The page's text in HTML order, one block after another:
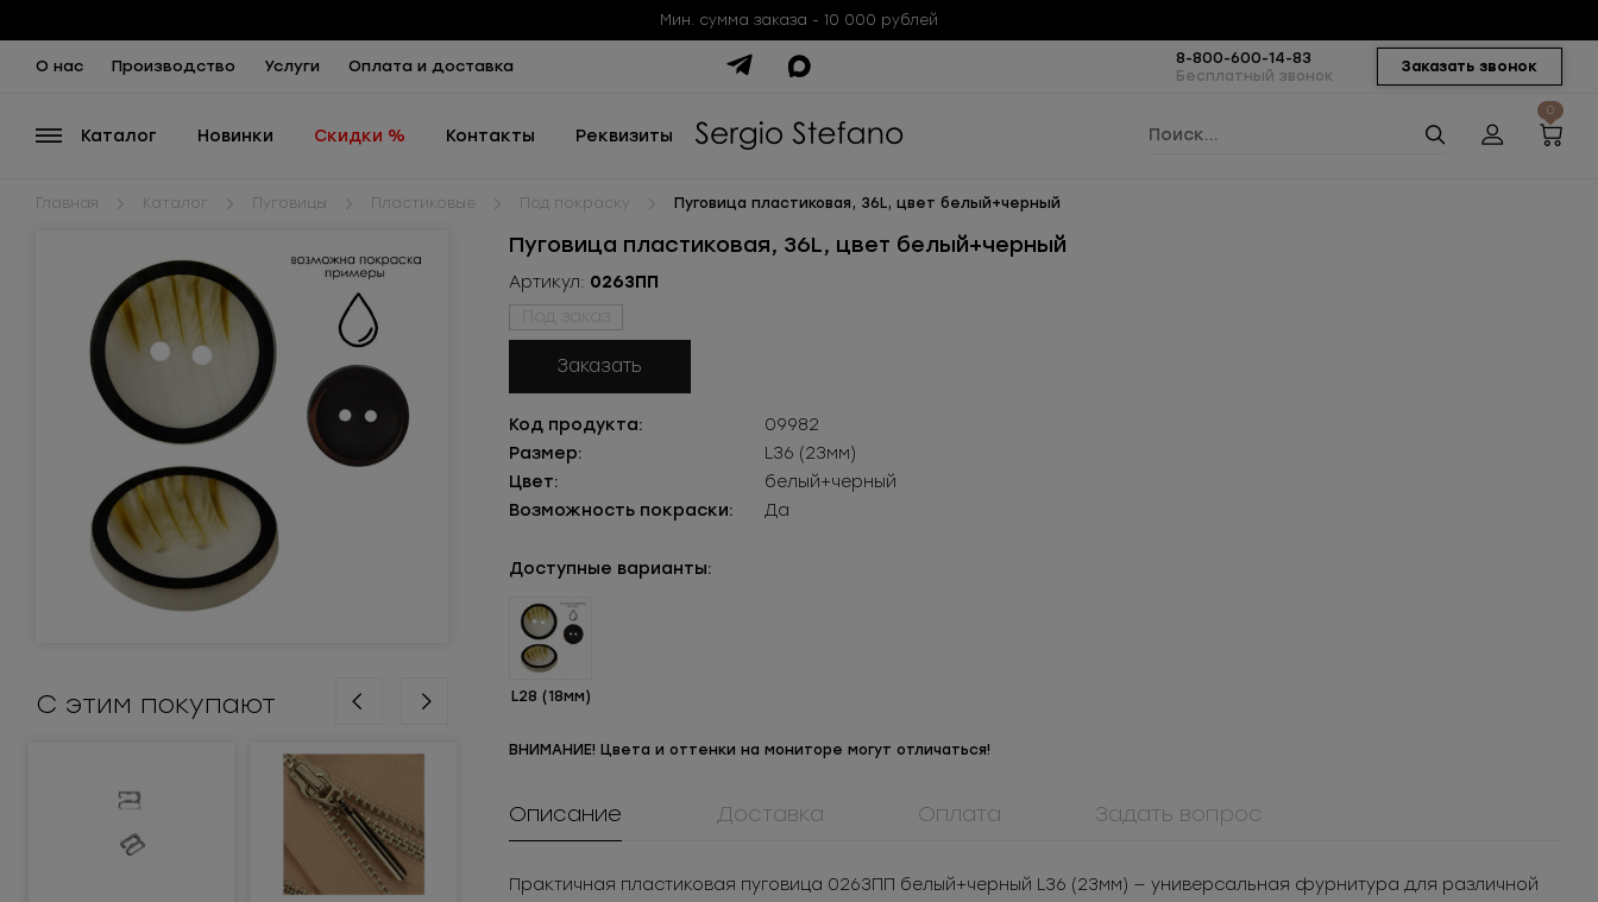
Мин. сумма заказа - 10 000 рублей
О нас Производство Услуги Оплата и доставка Заказать звонок
8-800-600-14-83
Бесплатный звонок
Каталог Новинки Скидки % Контакты Реквизиты
0
Главная Каталог Пуговицы Пластиковые Под покраску Пуговица пластиковая, 36L, цвет белый+черный
С этим покупают
Пуговица пластиковая, 36L, цвет белый+черный
Артикул: 0263ПП
Под заказ
Заказать
Код продукта:
09982
Размер:
L36 (23мм)
Цвет:
белый+черный
Возможность покраски:
Да
Доступные варианты:
L28 (18мм)
ВНИМАНИЕ! Цвета и оттенки на мониторе могут отличаться!
Описание Доставка Оплата Задать вопрос
Практичная пластиковая пуговица 0263ПП белый+черный L36 (23мм) — универсальная фурнитура для различной